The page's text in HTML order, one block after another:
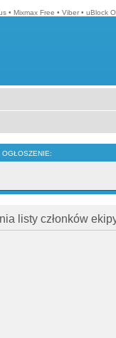
• Mixmax Free • Viber • uBlock
OGŁOSZENIE:
listy członków